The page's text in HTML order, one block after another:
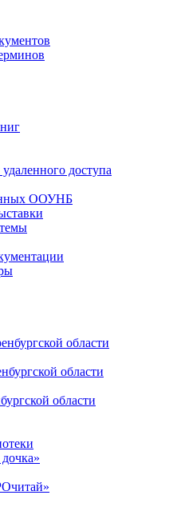
доступа
ООУНБ
области
области
области